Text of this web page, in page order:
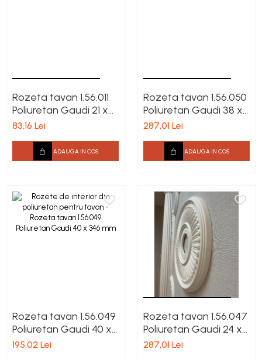
Rozeta tavan 1.56.011
Poliuretan Gaudi 21 x
198 mm
83,16 Lei
ADAUGA IN COS
Rozeta tavan 1.56.050
Poliuretan Gaudi 38 x
404 mm
287,01 Lei
ADAUGA IN COS
Rozeta tavan 1.56.049
Poliuretan Gaudi 40 x
346 mm
195,02 Lei
Rozeta tavan 1.56.047
Poliuretan Gaudi 24 x
404 mm
287,01 Lei